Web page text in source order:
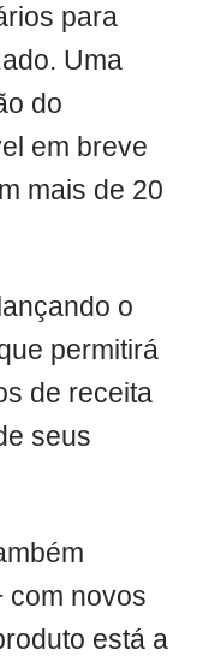
para
Uma
do
em breve
mais de 20
o
permitirá
de receita
seus
com novos
está a